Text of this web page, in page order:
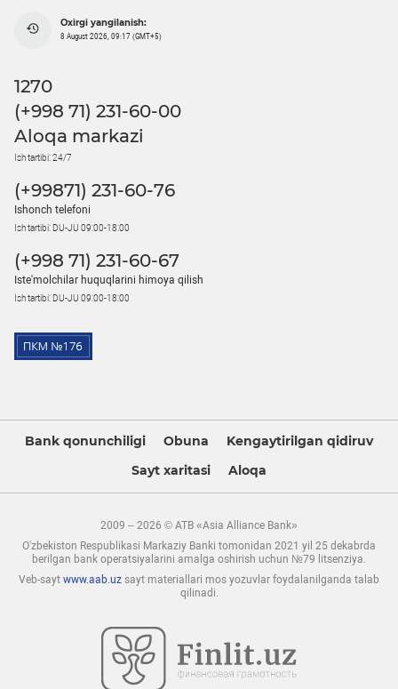
Oxirgi yangilanish:
8 August 2026, 09:17 (GMT+5)
1270
(+998 71) 231-60-00
Aloqa markazi
Ish tartibi: 24/7
(+99871) 231-60-76
Ishonch telefoni
Ish tartibi: DU-JU 09:00-18:00
(+998 71) 231-60-67
Iste'molchilar huquqlarini himoya qilish
Ish tartibi: DU-JU 09:00-18:00
Bank qonunchiligi Obuna
Kengaytirilgan qidiruv
Sayt xaritasi
Aloqa
2009 – 2026 © ATB «Asia Alliance Bank»
O'zbekiston Respublikasi Markaziy Banki tomonidan 2021 yil 25 dekabrda
berilgan bank operatsiyalarini amalga oshirish uchun №79 litsenziya.
Veb-sayt www.aab.uz sayt materiallari mos yozuvlar foydalanilganda talab
qilinadi.